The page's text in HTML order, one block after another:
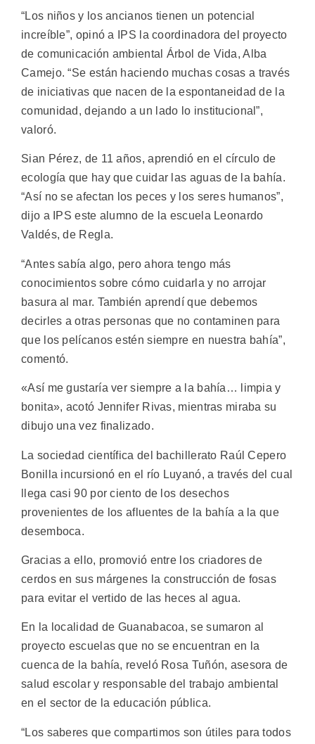
“Los niños y los ancianos tienen un potencial
increíble”, opinó a IPS la coordinadora del proyecto
de comunicación ambiental Árbol de Vida, Alba
Camejo. “Se están haciendo muchas cosas a través
de iniciativas que nacen de la espontaneidad de la
comunidad, dejando a un lado lo institucional”,
valoró.
Sian Pérez, de 11 años, aprendió en el círculo de
ecología que hay que cuidar las aguas de la bahía.
“Así no se afectan los peces y los seres humanos”,
dijo a IPS este alumno de la escuela Leonardo
Valdés, de Regla.
“Antes sabía algo, pero ahora tengo más
conocimientos sobre cómo cuidarla y no arrojar
basura al mar. También aprendí que debemos
decirles a otras personas que no contaminen para
que los pelícanos estén siempre en nuestra bahía”,
comentó.
«Así me gustaría ver siempre a la bahía… limpia y
bonita», acotó Jennifer Rivas, mientras miraba su
dibujo una vez finalizado.
La sociedad científica del bachillerato Raúl Cepero
Bonilla incursionó en el río Luyanó, a través del cual
llega casi 90 por ciento de los desechos
provenientes de los afluentes de la bahía a la que
desemboca.
Gracias a ello, promovió entre los criadores de
cerdos en sus márgenes la construcción de fosas
para evitar el vertido de las heces al agua.
En la localidad de Guanabacoa, se sumaron al
proyecto escuelas que no se encuentran en la
cuenca de la bahía, reveló Rosa Tuñón, asesora de
salud escolar y responsable del trabajo ambiental
en el sector de la educación pública.
“Los saberes que compartimos son útiles para todos